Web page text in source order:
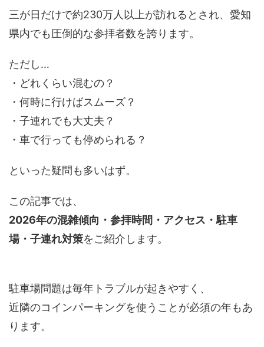
三が日だけで約230万人以上が訪れるとされ、愛知
県内でも圧倒的な参拝者数を誇ります。
ただし…
・どれくらい混むの？
・何時に行けばスムーズ？
・子連れでも大丈夫？
・車で行っても停められる？
といった疑問も多いはず。
この記事では、
2026年の混雑傾向・参拝時間・アクセス・駐車
場・子連れ対策をご紹介します。
駐車場問題は毎年トラブルが起きやすく、
近隣のコインパーキングを使うことが必須の年もあ
ります。